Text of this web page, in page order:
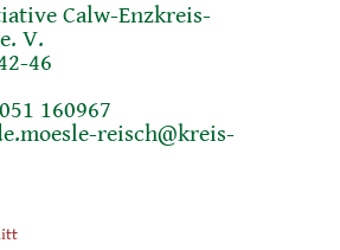
Calw-Enzkreis-
V.
46
160967
reisch@kreis-